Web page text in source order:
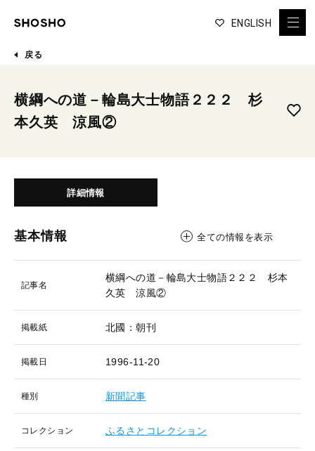
ENGLISH
戻る
横綱への道－輪島大士物語２２２ 杉
本久英 涼風②
詳細情報
基本情報 全ての情報を表示
記事名
横綱への道－輪島大士物語２２２ 杉本
久英 涼風②
掲載紙 北國：朝刊
掲載日 1996-11-20
種別 新聞記事
コレクション ふるさとコレクション